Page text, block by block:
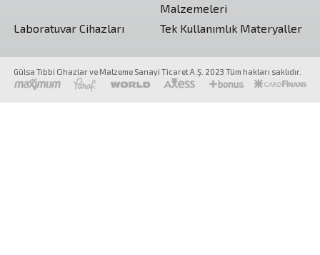
Malzemeleri
Laboratuvar Cihazları
Tek Kullanımlık Materyaller
Gülsa Tıbbi Cihazlar ve Malzeme Sanayi Ticaret A.Ş. 2023 Tüm hakları saklıdır.